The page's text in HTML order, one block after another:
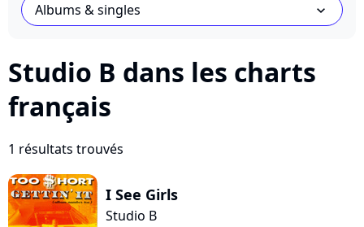
Albums & singles chevron_bot
Studio B dans les charts
français
1 résultats trouvés
I See Girls
Studio B